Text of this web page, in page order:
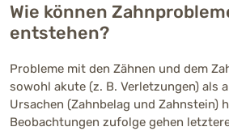
Wie können
entstehen?
Probleme mit den Zähnen und dem
sowohl akute (z. B. Verletzungen) als
Ursachen (Zahnbelag und Zahnstein)
Beobachtungen zufolge gehen